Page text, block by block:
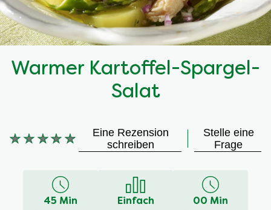
Warmer Kartoffel-Spargel-
Salat
Keine
abgegeben
Eine Rezension
schreiben
Stelle eine
Frage
45 Min Einfach 00 Min